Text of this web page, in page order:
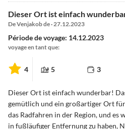
Dieser Ort ist einfach
De Venjakob de · 27.12.2023
Période de voyage: 14.12.2023
voyage en tant que:
4 5 3
Dieser Ort ist einfach wunderbar!
gemütlich und ein großartiger Ort
das Radfahren in der Region, und es
in fußläufiger Entfernung zu haben,